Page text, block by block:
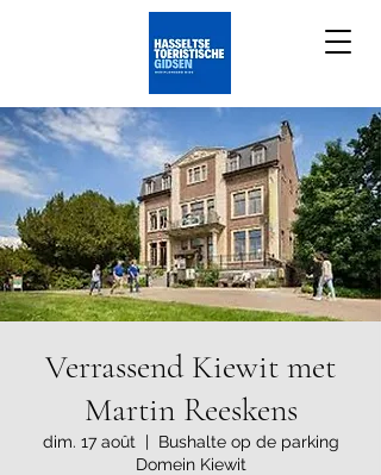
Verrassend Kiewit met
Martin Reeskens
dim. 17 août
  |
Bushalte op de parking
Domein Kiewit